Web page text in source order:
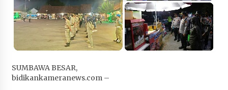
Penurunan Stunting di Sumbawa
1 bulan ago
Wabup Ansori Apresiasi Rekomendasi dan
Pandangan Fraksi – Fraksi DPRD Sumbawa
1 bulan ago
SUMBAWA BESAR,
bidikankameranews.com –